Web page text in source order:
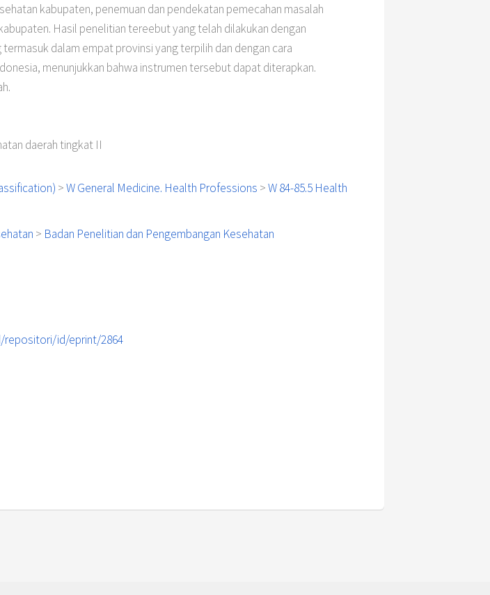
kabupaten, penemuan dan pendekatan pemecahan masalah
Hasil penelitian tereebut yang telah dilakukan dengan
dalam empat provinsi yang terpilih dan dengan cara
menunjukkan bahwa instrumen tersebut dapat diterapkan.
daerah tingkat II
>W General Medicine. Health Professions >W 84-85.5 Health
> Badan Penelitian dan Pengembangan Kesehatan
repositori/id/eprint/2864